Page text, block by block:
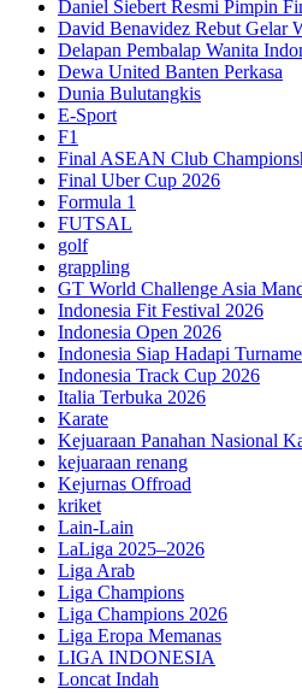
Daniel Siebert Resmi Pimpin
David Benavidez Rebut Gelar
Delapan Pembalap Wanita
Dewa United Banten Perkasa
Dunia Bulutangkis
E-Sport
F1
Final ASEAN Club
Final Uber Cup 2026
Formula 1
FUTSAL
golf
grappling
GT World Challenge Asia
Indonesia Fit Festival 2026
Indonesia Open 2026
Indonesia Siap Hadapi
Indonesia Track Cup 2026
Italia Terbuka 2026
Karate
Kejuaraan Panahan Nasional
kejuaraan renang
Kejurnas Offroad
kriket
Lain-Lain
LaLiga 2025–2026
Liga Arab
Liga Champions
Liga Champions 2026
Liga Eropa Memanas
LIGA INDONESIA
Loncat Indah